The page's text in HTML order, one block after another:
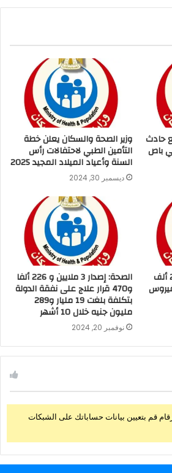
حادث
باص
وزير الصحة والسكان يعلن خطة
التأمين الطبي لاحتفالات رأس
السنة وأعياد الميلاد المجيد 2025
ديسمبر 30, 2024
الصحة: فحص مليون و202 ألف الصحة: إصدار 3 ملايين و 226 ألفا
و470 قرار علاج على نفقة الدولة
بتكلفة بلغت 19 مليار و289
مليون جنيه خلال 10 أشهر
نوفمبر 20, 2024
قم بتعيين بيانات حساباتك على الشبكات